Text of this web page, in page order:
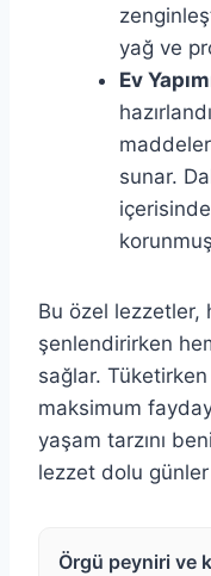
yağ ve
Ev
sunar.
Bu özel lezzetler,
şenlendirirken
sağlar.
maksimum
yaşam tarzını
lezzet dolu
Örgü peyniri ve